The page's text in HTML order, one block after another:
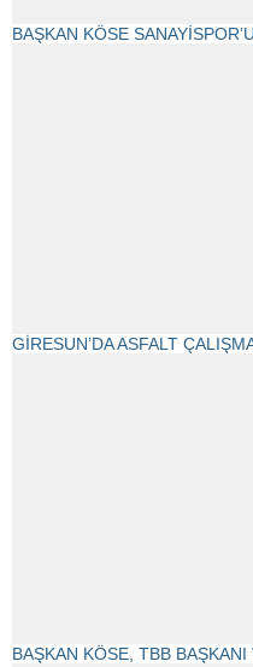
BAŞKAN KÖSE
GİRESUN’DA ASFALT
BAŞKAN KÖSE, TBB